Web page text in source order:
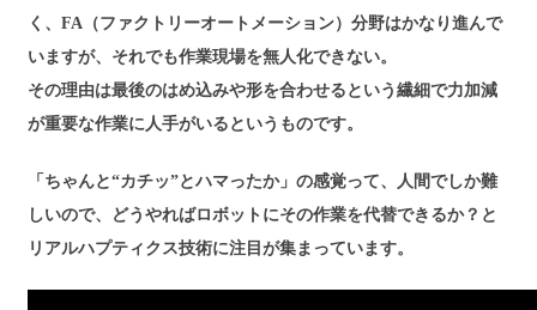
く、FA（ファクトリーオートメーション）分野はかなり進んで
いますが、それでも作業現場を無人化できない。
その理由は最後のはめ込みや形を合わせるという繊細で力加減
が重要な作業に人手がいるというものです。
「ちゃんと“カチッ”とハマったか」の感覚って、人間でしか難
しいので、どうやればロボットにその作業を代替できるか？と
リアルハプティクス技術に注目が集まっています。